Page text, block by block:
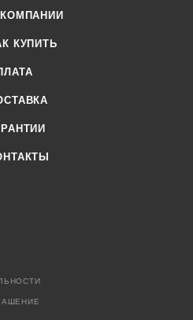
КУПИТЬ